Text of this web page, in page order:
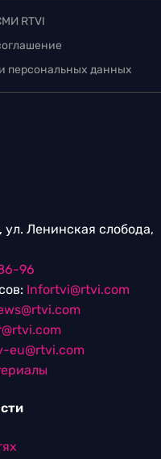
RTVI
персональных данных
ул. Ленинская слобода,
96
Infortvi@rtvi.com
eu@rtvi.com